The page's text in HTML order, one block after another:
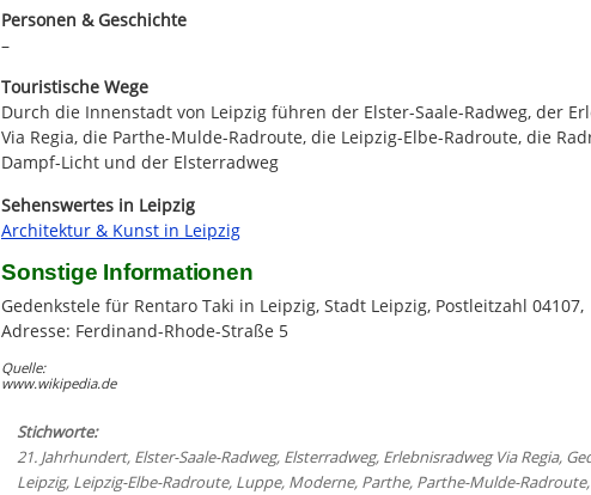
Personen & Geschichte
–
Touristische Wege
Durch die Innenstadt von Leipzig führen der Elster-Saale-Radweg, der
Via Regia, die Parthe-Mulde-Radroute, die Leipzig-Elbe-Radroute, die
Dampf-Licht und der Elsterradweg
Sehenswertes in Leipzig
Architektur & Kunst in Leipzig
Sonstige Informationen
Gedenkstele für Rentaro Taki in Leipzig, Stadt Leipzig, Postleitzahl 04107,
Adresse: Ferdinand-Rhode-Straße 5
Quelle:
www.wikipedia.de
Stichworte:
21. Jahrhundert, Elster-Saale-Radweg, Elsterradweg, Erlebnisradweg Via Regia,
Leipzig, Leipzig-Elbe-Radroute, Luppe, Moderne, Parthe, Parthe-Mulde-Radroute,